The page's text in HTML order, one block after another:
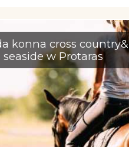
konna cross country&
seaside w Protaras